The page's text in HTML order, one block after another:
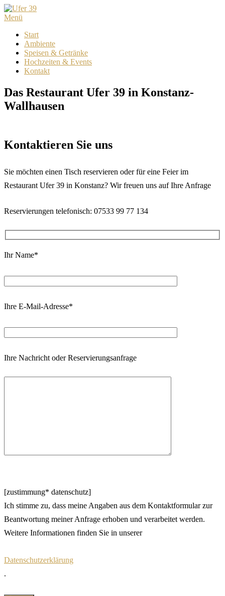
Menü
Start
Ambiente
Speisen & Getränke
Hochzeiten & Events
Kontakt
Das Restaurant Ufer 39 in Konstanz-
Wallhausen
Kontaktieren Sie uns
Sie möchten einen Tisch reservieren oder für eine Feier im
Restaurant Ufer 39 in Konstanz? Wir freuen uns auf Ihre Anfrage
Reservierungen telefonisch: 07533 99 77 134
Ihr Name*
Ihre E-Mail-Adresse*
Ihre Nachricht oder Reservierungsanfrage
[zustimmung* datenschutz]
Ich stimme zu, dass meine Angaben aus dem Kontaktformular zur
Beantwortung meiner Anfrage erhoben und verarbeitet werden.
Weitere Informationen finden Sie in unserer
Datenschutzerklärung
.